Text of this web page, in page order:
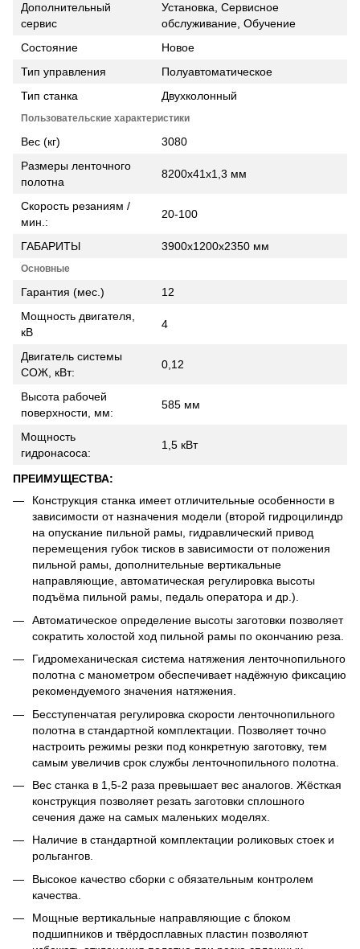
Дополнительный
сервис
Установка, Сервисное
обслуживание, Обучение
Состояние
Новое
Тип управления
Полуавтоматическое
Тип станка
Двухколонный
Пользовательские характеристики
Вес (кг)
3080
Размеры ленточного
полотна
8200х41х1,3 мм
Скорость резаниям /
мин.:
20-100
ГАБАРИТЫ 3900х1200х2350 мм
Основные
Гарантия (мес.)
12
Мощность двигателя,
кВ
4
Двигатель системы
СОЖ, кВт:
0,12
Высота рабочей
поверхности, мм:
585 мм
Мощность
гидронасоса:
1,5 кВт
ПРЕИМУЩЕСТВА:
Конструкция станка имеет отличительные особенности в
зависимости от назначения модели (второй гидроцилиндр
на опускание пильной рамы, гидравлический привод
перемещения губок тисков в зависимости от положения
пильной рамы, дополнительные вертикальные
направляющие, автоматическая регулировка высоты
подъёма пильной рамы, педаль оператора и др.).
Автоматическое определение высоты заготовки позволяет
сократить холостой ход пильной рамы по окончанию реза.
Гидромеханическая система натяжения ленточнопильного
полотна с манометром обеспечивает надёжную фиксацию
рекомендуемого значения натяжения.
Бесступенчатая регулировка скорости ленточнопильного
полотна в стандартной комплектации. Позволяет точно
настроить режимы резки под конкретную заготовку, тем
самым увеличив срок службы ленточнопильного полотна.
Вес станка в 1,5-2 раза превышает вес аналогов. Жёсткая
конструкция позволяет резать заготовки сплошного
сечения даже на самых маленьких моделях.
Наличие в стандартной комплектации роликовых стоек и
рольгангов.
Высокое качество сборки с обязательным контролем
качества.
Мощные вертикальные направляющие с блоком
подшипников и твёрдосплавных пластин позволяют